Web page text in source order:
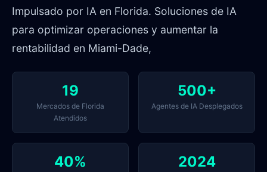
Impulsado por IA en Florida. Soluciones de IA
para optimizar operaciones y aumentar la
rentabilidad en Miami-Dade,
19
Mercados de Florida
Atendidos
500+
Agentes de IA Desplegados
40% 2024